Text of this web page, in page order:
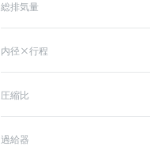
総排気量
内径×行程
圧縮比
過給器